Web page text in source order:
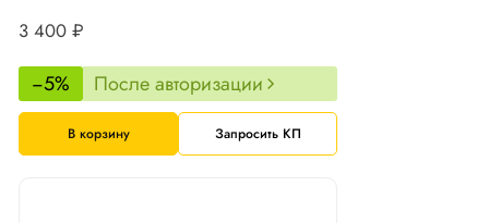
3 400 ₽
−5% После авторизации
В корзину Запросить КП